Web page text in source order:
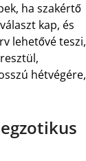
ha szakértő
kap, és
lehetővé teszi,
hétvégére,